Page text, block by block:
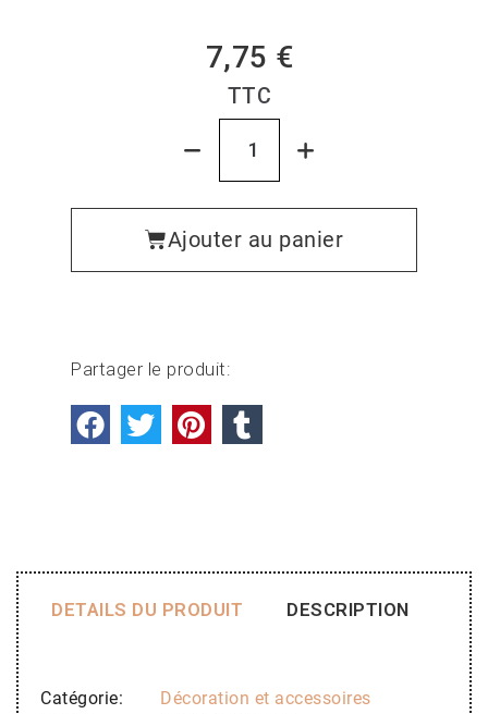
7,75 €
TTC
Ajouter au panier
Partager le produit:
DETAILS DU PRODUIT DESCRIPTION
Catégorie
Décoration et accessoires